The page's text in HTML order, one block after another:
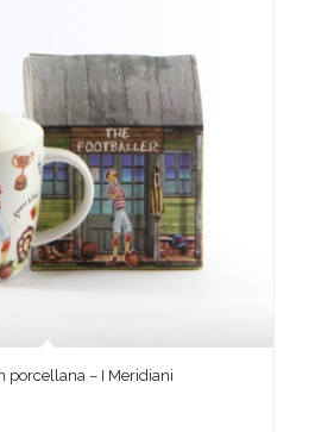
porcellana – I Meridiani